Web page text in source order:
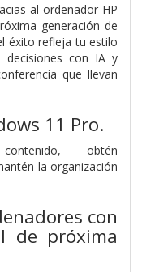
al ordenador HP
generación de
éxito refleja tu estilo
con IA y
que llevan
11 Pro.
obtén
la organización
con
de próxima